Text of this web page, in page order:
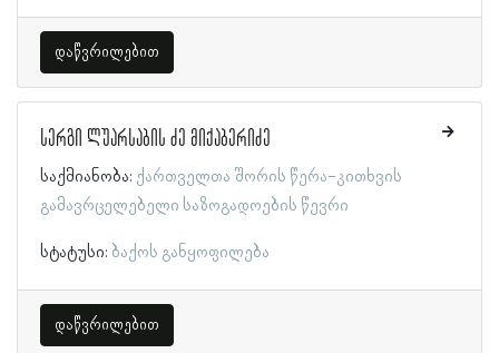
დაწვრილებით
სერგი ლუარსაბის ძე მიქაბერიძე
საქმიანობა: ქართველთა შორის წერა-კითხვის
გამავრცელებელი საზოგადოების წევრი
სტატუსი: ბაქოს განყოფილება
დაწვრილებით